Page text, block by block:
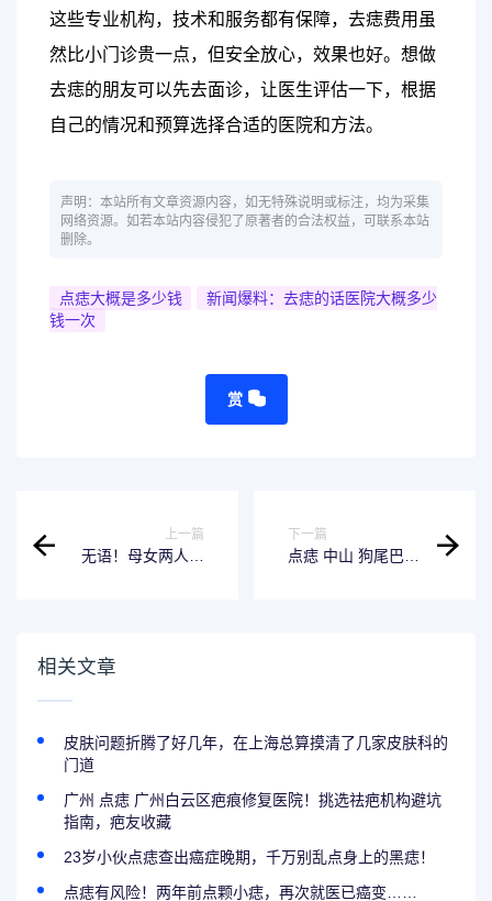
这些专业机构，技术和服务都有保障，去痣费用虽
然比小门诊贵一点，但安全放心，效果也好。想做
去痣的朋友可以先去面诊，让医生评估一下，根据
自己的情况和预算选择合适的医院和方法。
声明：本站所有文章资源内容，如无特殊说明或标注，均为采集
网络资源。如若本站内容侵犯了原著者的合法权益，可联系本站
删除。
点痣大概是多少钱
新闻爆料：去痣的话医院大概多少
钱一次
赏
上一篇
无语！母女两人险
下一篇
点痣 中山 狗尾巴草
相关文章
皮肤问题折腾了好几年，在上海总算摸清了几家皮肤科的
门道
广州 点痣 广州白云区疤痕修复医院！挑选祛疤机构避坑
指南，疤友收藏
23岁小伙点痣查出癌症晚期，千万别乱点身上的黑痣！
点痣有风险！两年前点颗小痣，再次就医已癌变……